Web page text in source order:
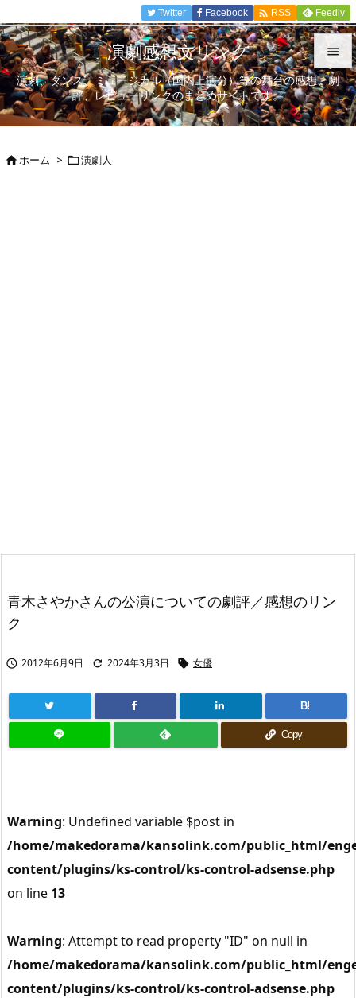


メニュ

Twitter Facebook  RSS Feedly
演劇感想文リンク
演劇、ダンス、ミュージカル（国内上演分）等の舞台の感想、劇
評、レビューリンクのまとめサイトです。
ホーム > 演劇人
青木さやかさんの公演についての劇評／感想のリン
ク
 2012年6月9日  2024年3月3日  女優
B!
Copy
Warning: Undefined variable $post in
/home/makedorama/kansolink.com/public_html/
content/plugins/ks-control/ks-control-adsense.php
on line 13
Warning: Attempt to read property "ID" on null in
/home/makedorama/kansolink.com/public_html/
content/plugins/ks-control/ks-control-adsense.php